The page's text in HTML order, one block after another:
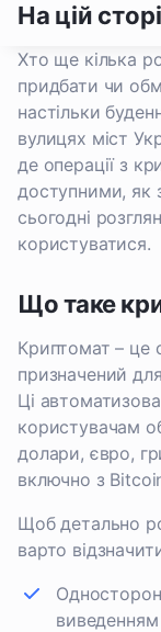
На цій
Хто ще кілька
придбати чи
настільки
вулицях міст
де операції з
доступними, як
сьогодні
користуватися.
Що таке
Криптомат – це
призначений
Ці
користувачам
долари, євро,
включно з
Щоб детально
варто
виведенням